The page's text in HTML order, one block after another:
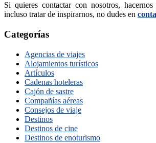
Si quieres contactar con nosotros,
incluso tratar de inspirarnos, no dudes en
Categorías
Agencias de viajes
Alojamientos turísticos
Artículos
Cadenas hoteleras
Cajón de sastre
Compañías aéreas
Consejos de viaje
Destinos
Destinos de cine
Destinos de enoturismo